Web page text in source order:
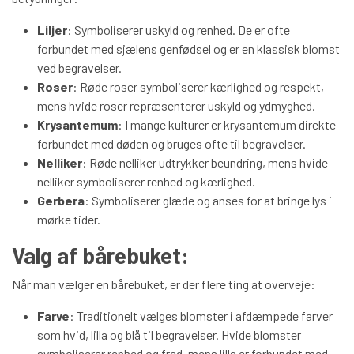
Liljer: Symboliserer uskyld og renhed. De er ofte
forbundet med sjælens genfødsel og er en klassisk blomst
ved begravelser.
Roser: Røde roser symboliserer kærlighed og respekt,
mens hvide roser repræsenterer uskyld og ydmyghed.
Krysantemum: I mange kulturer er krysantemum direkte
forbundet med døden og bruges ofte til begravelser.
Nelliker: Røde nelliker udtrykker beundring, mens hvide
nelliker symboliserer renhed og kærlighed.
Gerbera: Symboliserer glæde og anses for at bringe lys i
mørke tider.
Valg af bårebuket:
Når man vælger en bårebuket, er der flere ting at overveje:
Farve: Traditionelt vælges blomster i afdæmpede farver
som hvid, lilla og blå til begravelser. Hvide blomster